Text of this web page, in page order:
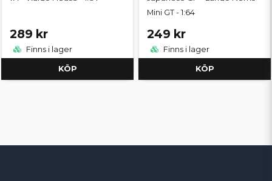
289 kr
Finns i lager
KÖP
Mini GT - 1:64
249 kr
Finns i lager
KÖP